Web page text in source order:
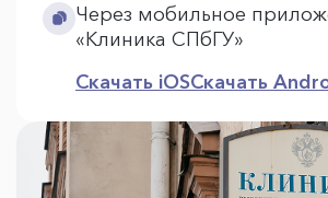
Через мобильное
«Клиника СПбГУ»
Скачать iOSСкачать